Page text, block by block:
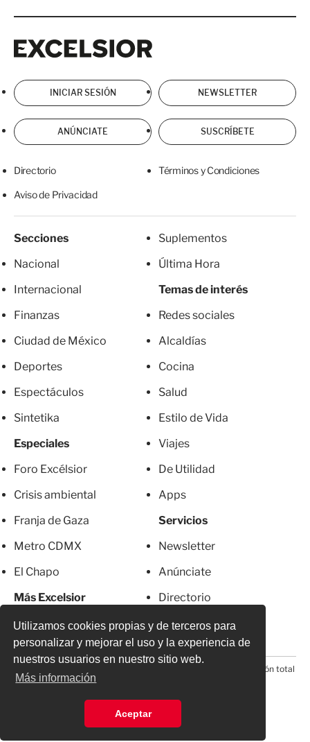
Utilizamos cookies propias y de terceros para
personalizar y mejorar el uso y la experiencia de
nuestros usuarios en nuestro sitio web.
Más información
Aceptar
INICIAR SESIÓN NEWSLETTER
ANÚNCIATE SUSCRÍBETE
Directorio Términos y Condiciones
Aviso de Privacidad
Secciones
Nacional
Internacional
Finanzas
Ciudad de México
Deportes
Espectáculos
Sintetika
Especiales
Foro Excélsior
Crisis ambiental
Franja de Gaza
Metro CDMX
El Chapo
Más Excelsior
Mujeres
Suplementos
Última Hora
Temas de interés
Redes sociales
Alcaldías
Cocina
Salud
Estilo de Vida
Viajes
De Utilidad
Apps
Servicios
Newsletter
Anúnciate
Directorio
Suscripciones
© 2026 Todos los derechos reservados. Prohibida la reproducción total
o parcial, incluyendo cualquier medio electrónico*